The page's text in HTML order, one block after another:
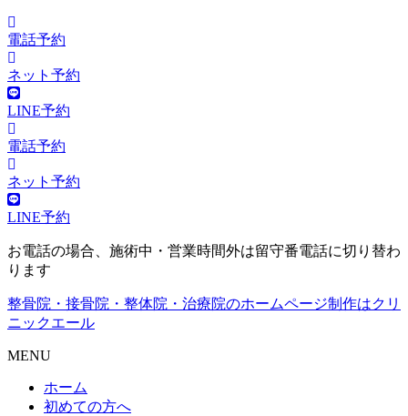
電話予約
ネット予約
LINE予約
電話予約
ネット予約
LINE予約
お電話の場合、施術中・営業時間外は留守番電話に切り替わ
ります
整骨院・接骨院・整体院・治療院のホームページ制作はクリ
ニックエール
MENU
ホーム
初めての方へ